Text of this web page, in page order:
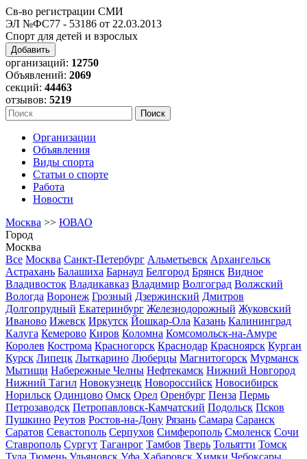
Св-во регистрации СМИ
ЭЛ №ФС77 - 53186 от 22.03.2013
Спорт для детей и взрослых
Добавить
организаций: 12750
Объявлений: 2069
секций: 44463
отзывов: 5219
Организации
Объявления
Виды спорта
Статьи о спорте
Работа
Новости
Москва >> ЮВАО
Город
Москва
Все Москва Санкт-Петербург Альметьевск Архангельск
Астрахань Балашиха Барнаул Белгород Брянск Видное
Владивосток Владикавказ Владимир Волгоград Волжский
Вологда Воронеж Грозный Дзержинский Дмитров
Долгопрудный Екатеринбург Железнодорожный Жуковский
Иваново Ижевск Иркутск Йошкар-Ола Казань Калининград
Калуга Кемерово Киров Коломна Комсомольск-на-Амуре
Королев Кострома Красногорск Краснодар Красноярск Курган
Курск Липецк Лыткарино Люберцы Магнитогорск Мурманск
Мытищи Набережные Челны Нефтекамск Нижний Новгород
Нижний Тагил Новокузнецк Новороссийск Новосибирск
Норильск Одинцово Омск Орел Оренбург Пенза Пермь
Петрозаводск Петропавловск-Камчатский Подольск Псков
Пушкино Реутов Ростов-на-Дону Рязань Самара Саранск
Саратов Севастополь Серпухов Симферополь Смоленск Сочи
Ставрополь Сургут Таганрог Тамбов Тверь Тольятти Томск
Тула Тюмень Ульяновск Уфа Хабаровск Химки Чебоксары